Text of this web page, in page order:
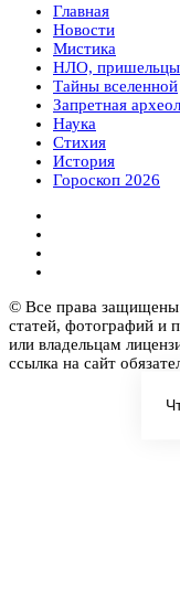
Главная
Новости
Мистика
НЛО, пришельцы
Тайны вселенной
Запретная
Наука
Стихия
История
Гороскоп 2026
© Все права
статей, фотографий и
или владельцам
ссылка на сайт